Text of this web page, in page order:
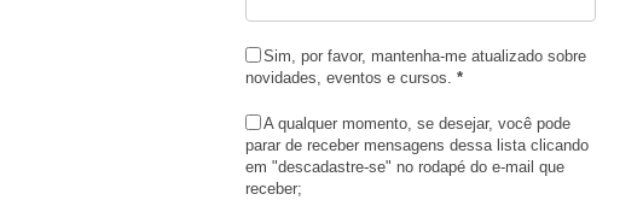
Sim, por favor, mantenha-me atualizado sobre
novidades, eventos e cursos. *
A qualquer momento, se desejar, você pode
parar de receber mensagens dessa lista clicando
em "descadastre-se" no rodapé do e-mail que
receber;